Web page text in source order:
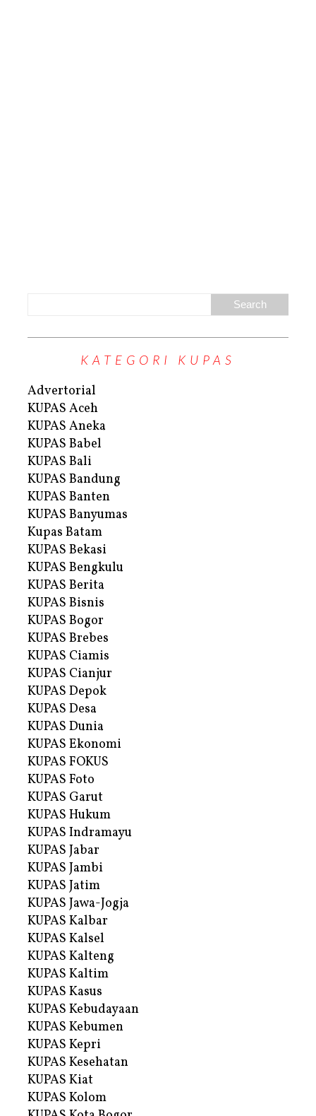
KATEGORI KUPAS
Advertorial
KUPAS Aceh
KUPAS Aneka
KUPAS Babel
KUPAS Bali
KUPAS Bandung
KUPAS Banten
KUPAS Banyumas
Kupas Batam
KUPAS Bekasi
KUPAS Bengkulu
KUPAS Berita
KUPAS Bisnis
KUPAS Bogor
KUPAS Brebes
KUPAS Ciamis
KUPAS Cianjur
KUPAS Depok
KUPAS Desa
KUPAS Dunia
KUPAS Ekonomi
KUPAS FOKUS
KUPAS Foto
KUPAS Garut
KUPAS Hukum
KUPAS Indramayu
KUPAS Jabar
KUPAS Jambi
KUPAS Jatim
KUPAS Jawa-Jogja
KUPAS Kalbar
KUPAS Kalsel
KUPAS Kalteng
KUPAS Kaltim
KUPAS Kasus
KUPAS Kebudayaan
KUPAS Kebumen
KUPAS Kepri
KUPAS Kesehatan
KUPAS Kiat
KUPAS Kolom